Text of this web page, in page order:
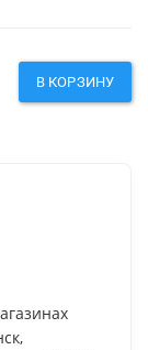
В КОРЗИНУ